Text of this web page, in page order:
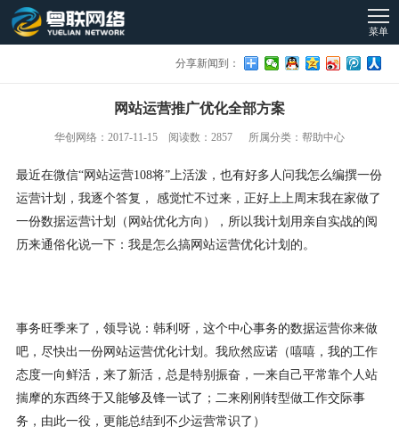
菜单
分享新闻到：
网站运营推广优化全部方案
华创网络：2017-11-15 阅读数：2857 所属分类：帮助中心
最近在微信“网站运营108将”上活泼，也有好多人问我怎么编撰一份
运营计划，我逐个答复， 感觉忙不过来，正好上上周末我在家做了
一份数据运营计划（网站优化方向），所以我计划用亲自实战的阅
历来通俗化说一下：我是怎么搞网站运营优化计划的。
事务旺季来了，领导说：韩利呀，这个中心事务的数据运营你来做
吧，尽快出一份网站运营优化计划。我欣然应诺（嘻嘻，我的工作
态度一向鲜活，来了新活，总是特别振奋，一来自己平常靠个人站
揣摩的东西终于又能够及锋一试了；二来刚刚转型做工作交际事
务，由此一役，更能总结到不少运营常识了）